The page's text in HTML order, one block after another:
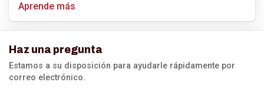
Aprende más
Haz una pregunta
Estamos a su disposición para ayudarle rápidamente por
correo electrónico.